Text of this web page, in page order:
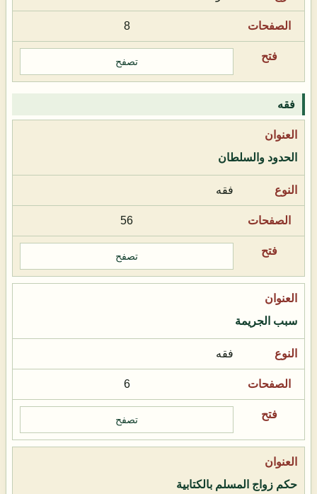
8
تصفح
فقه
الحدود والسلطان
فقه
56
تصفح
سبب الجريمة
فقه
6
تصفح
حكم زواج المسلم بالكتابية